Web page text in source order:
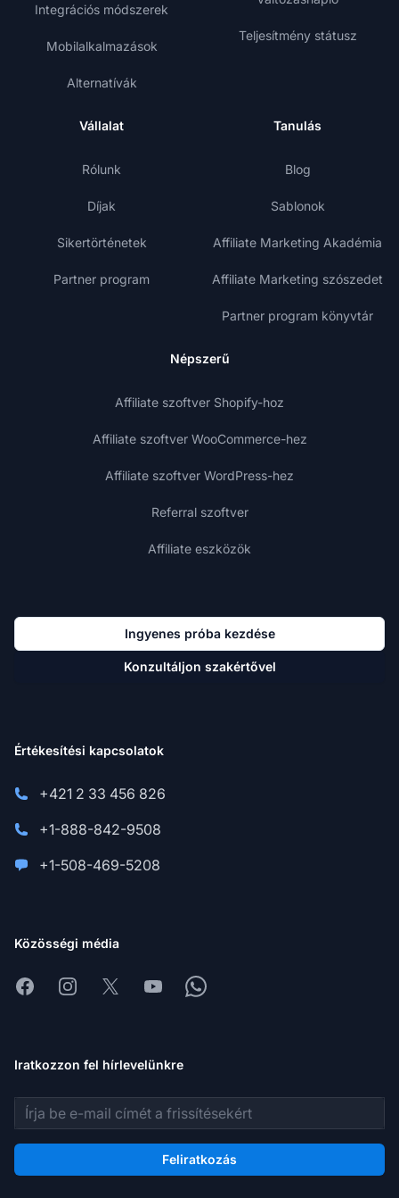
Integrációs módszerek
Mobilalkalmazások
Alternatívák
Teljesítmény státusz
Vállalat
Rólunk
Díjak
Sikertörténetek
Partner program
Tanulás
Blog
Sablonok
Affiliate Marketing Akadémia
Affiliate Marketing szószedet
Partner program könyvtár
Népszerű
Affiliate szoftver Shopify-hoz
Affiliate szoftver WooCommerce-hez
Affiliate szoftver WordPress-hez
Referral szoftver
Affiliate eszközök
Ingyenes próba kezdése
Konzultáljon szakértővel
Értékesítési kapcsolatok
+421 2 33 456 826
+1-888-842-9508
+1-508-469-5208
Közösségi média
FacebookInstagram
X YoutubeWhatsapp
Iratkozzon fel hírlevelünkre
E-mail cím
Feliratkozás